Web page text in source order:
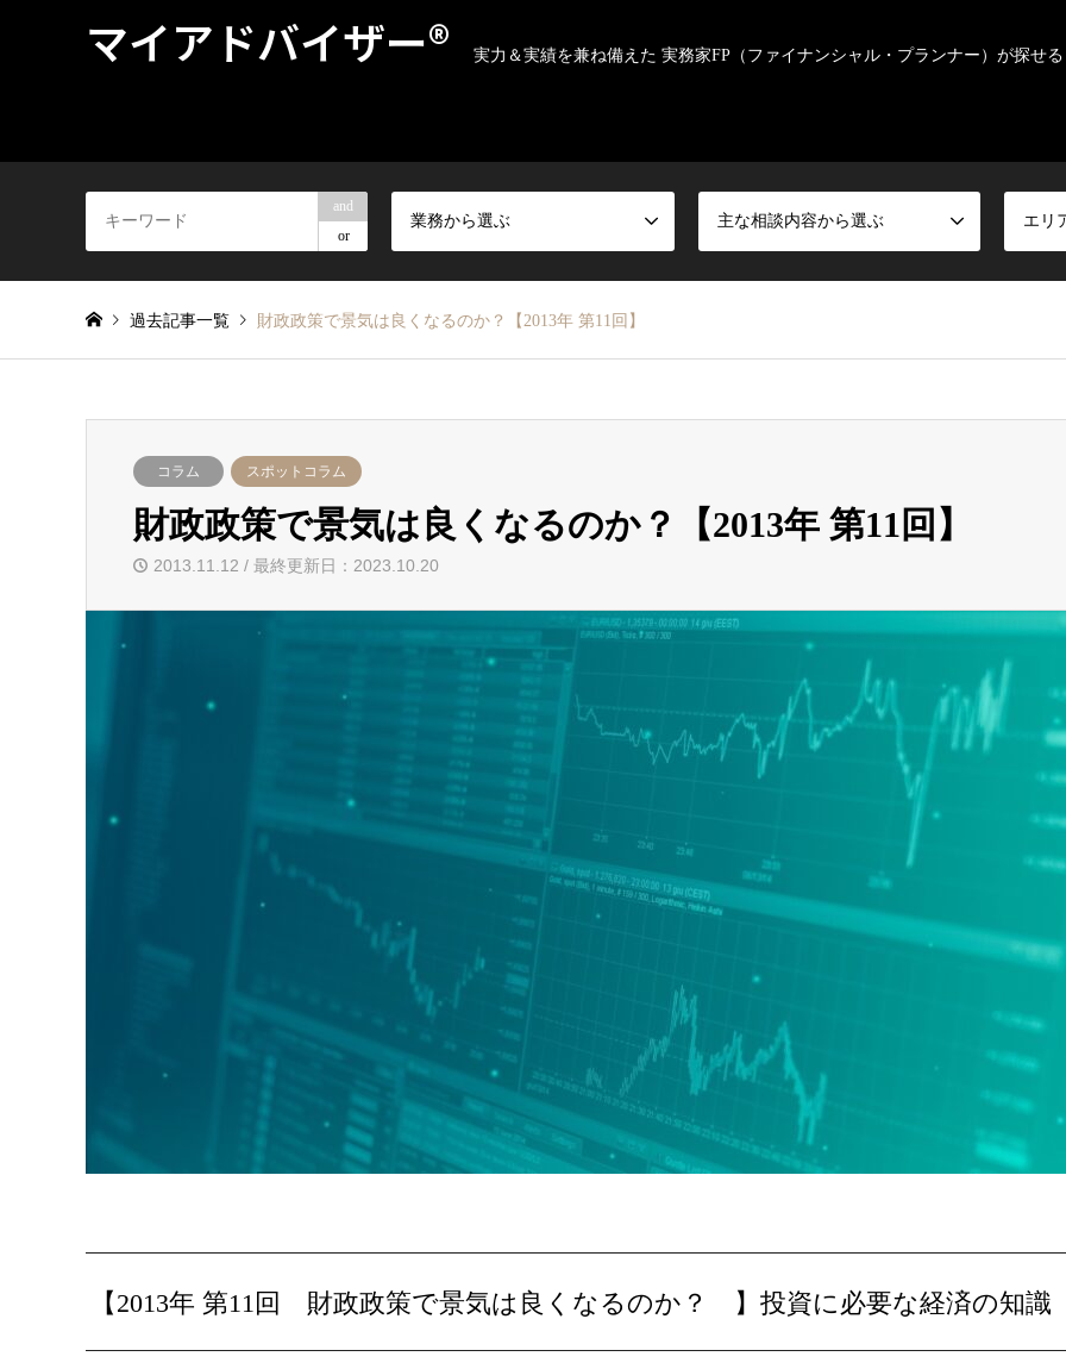
マイアドバイザー® 実力＆実績を兼ね備えた 実務家FP（ファイナンシャル・プランナー）が探せ
and
or
業務から選ぶ 主な相談内容から選ぶ エリ
過去記事一覧 財政政策で景気は良くなるのか？【2013年 第11回】
コラム スポットコラム
財政政策で景気は良くなるのか？【2013年 第11回】
2013.11.12 / 最終更新日：2023.10.20
【2013年 第11回 財政政策で景気は良くなるのか？ 】投資に必要な経済の知識